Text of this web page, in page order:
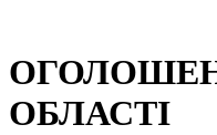
ОБЛАСТІ